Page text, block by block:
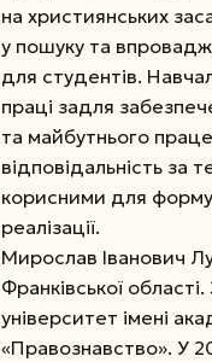
на християнських
у пошуку та
для студентів.
праці задля
та майбутнього
відповідальність за
корисними для
реалізації.
Мирослав Іванович
Франківської
університет імені
«Правознавство». У